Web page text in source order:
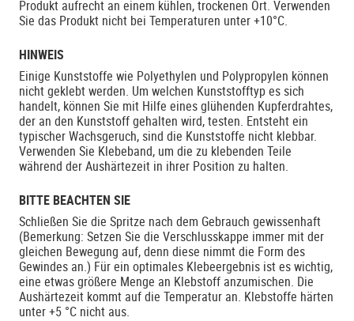
Produkt aufrecht an einem kühlen, trockenen Ort. Verwenden
Sie das Produkt nicht bei Temperaturen unter +10°C.
HINWEIS
Einige Kunststoffe wie Polyethylen und Polypropylen können
nicht geklebt werden. Um welchen Kunststofftyp es sich
handelt, können Sie mit Hilfe eines glühenden Kupferdrahtes,
der an den Kunststoff gehalten wird, testen. Entsteht ein
typischer Wachsgeruch, sind die Kunststoffe nicht klebbar.
Verwenden Sie Klebeband, um die zu klebenden Teile
während der Aushärtezeit in ihrer Position zu halten.
BITTE BEACHTEN SIE
Schließen Sie die Spritze nach dem Gebrauch gewissenhaft
(Bemerkung: Setzen Sie die Verschlusskappe immer mit der
gleichen Bewegung auf, denn diese nimmt die Form des
Gewindes an.) Für ein optimales Klebeergebnis ist es wichtig,
eine etwas größere Menge an Klebstoff anzumischen. Die
Aushärtezeit kommt auf die Temperatur an. Klebstoffe härten
unter +5 °C nicht aus.